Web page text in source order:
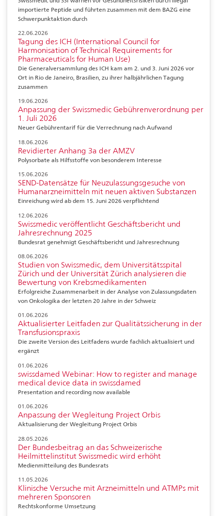
importierte Peptide und führten zusammen mit dem BAZG eine
Schwerpunktaktion durch
22.06.2026
Tagung des ICH (International Council for
Harmonisation of Technical Requirements for
Pharmaceuticals for Human Use)
Die Generalversammlung des ICH kam am 2. und 3. Juni 2026 vor
Ort in Rio de Janeiro, Brasilien, zu ihrer halbjährlichen Tagung
zusammen
19.06.2026
Anpassung der Swissmedic Gebührenverordnung per
1. Juli 2026
Neuer Gebührentarif für die Verrechnung nach Aufwand
18.06.2026
Revidierter Anhang 3a der AMZV
Polysorbate als Hilfsstoffe von besonderem Interesse
15.06.2026
SEND-Datensätze für Neuzulassungsgesuche von
Humanarzneimitteln mit neuen aktiven Substanzen
Einreichung wird ab dem 15. Juni 2026 verpflichtend
12.06.2026
Swissmedic veröffentlicht Geschäftsbericht und
Jahresrechnung 2025
Bundesrat genehmigt Geschäftsbericht und Jahresrechnung
08.06.2026
Studien von Swissmedic, dem Universitätsspital
Zürich und der Universität Zürich analysieren die
Bewertung von Krebsmedikamenten
Erfolgreiche Zusammenarbeit in der Analyse von Zulassungsdaten
von Onkologika der letzten 20 Jahre in der Schweiz
01.06.2026
Aktualisierter Leitfaden zur Qualitätssicherung in der
Transfusionspraxis
Die zweite Version des Leitfadens wurde fachlich aktualisiert und
ergänzt
01.06.2026
swissdamed Webinar: How to register and manage
medical device data in swissdamed
Presentation and recording now available
01.06.2026
Anpassung der Wegleitung Project Orbis
Aktualisierung der Wegleitung Project Orbis
28.05.2026
Der Bundesbeitrag an das Schweizerische
Heilmittelinstitut Swissmedic wird erhöht
Medienmitteilung des Bundesrats
11.05.2026
Klinische Versuche mit Arzneimitteln und ATMPs mit
mehreren Sponsoren
Rechtskonforme Umsetzung